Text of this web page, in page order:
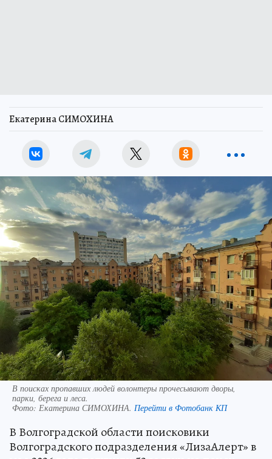
Екатерина СИМОХИНА
В поисках пропавших людей волонтеры прочесывают дворы,
парки, берега и леса.
Фото: Екатерина СИМОХИНА. Перейти в Фотобанк КП
В Волгоградской области поисковики
Волгоградского подразделения «ЛизаАлерт» в